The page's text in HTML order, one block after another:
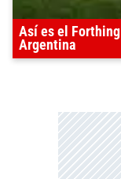
Así es el Forthing
Argentina